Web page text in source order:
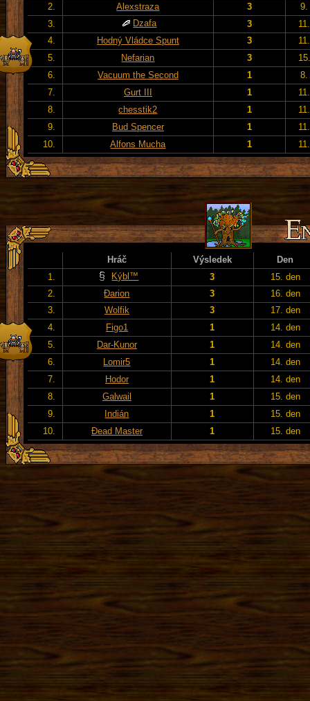
2.
Alexstraza 3
9.
3.
Dzafa 3
4.
Hodný Vládce Spunt 3
5.
Nefarian 3
6.
Vacuum the Second 1
8.
7.
Gurt III 1
8.
chesstik2 1
9.
Bud Spencer 1
10.
Alfons Mucha 1
Hráč Výsledek
Den
1.
Kýbl™ 3
15. den
2.
Đarion 3
16. den
3.
Wolfik 3
17. den
4.
Figo1 1
14. den
5.
Dar-Kunor 1
14. den
6.
Lomir5 1
14. den
7.
Hodor 1
14. den
8.
Galwail 1
15. den
9.
Indián 1
15. den
10.
Đead Master 1 15. den